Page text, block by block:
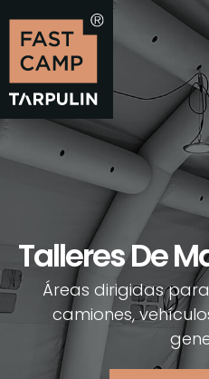
Talleres De
Áreas dirigidas
camiones,